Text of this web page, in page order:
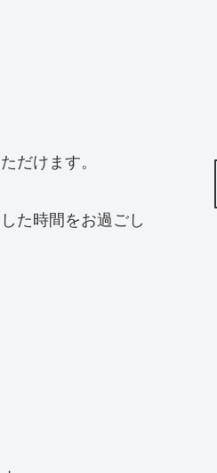
だけます。
た時間をお過ごし